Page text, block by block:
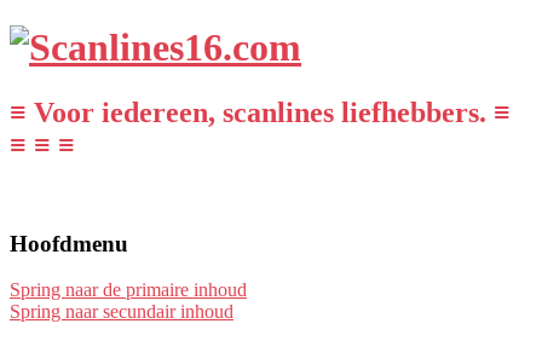
≡ Voor iedereen, scanlines liefhebbers. ≡
≡ ≡ ≡
Hoofdmenu
Spring naar de primaire inhoud
Spring naar secundair inhoud